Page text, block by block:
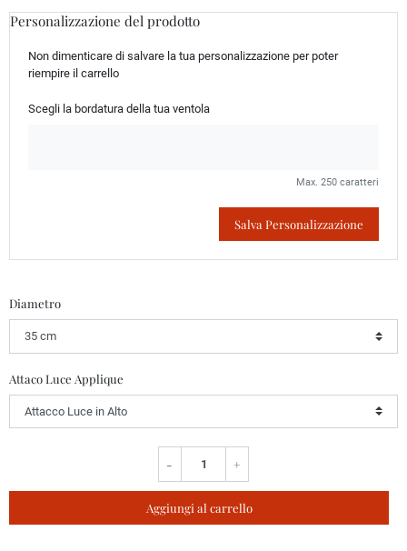
Personalizzazione del prodotto
Non dimenticare di salvare la tua personalizzazione per poter
riempire il carrello
Scegli la bordatura della tua ventola
Max. 250 caratteri
Salva Personalizzazione
Diametro
Attaco Luce Applique
- +
Aggiungi al carrello